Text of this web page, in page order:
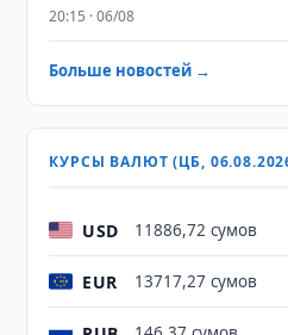
20:15 · 06/08
Больше новостей →
КУРСЫ ВАЛЮТ (ЦБ,
USD 11886,72 сумов
EUR 13717,27 сумов